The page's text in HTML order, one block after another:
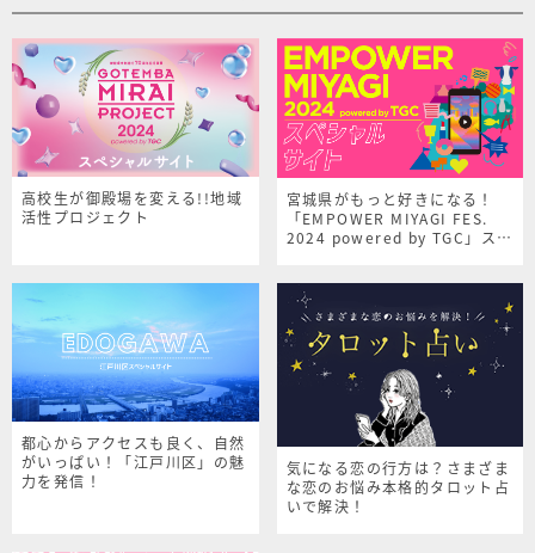
高校生が御殿場を変える!!地域
活性プロジェクト
宮城県がもっと好きになる！
「EMPOWER MIYAGI FES.
2024 powered by TGC」スペ
都心からアクセスも良く、自然
がいっぱい！「江戸川区」の魅
力を発信！
気になる恋の行方は？さまざま
な恋のお悩み本格的タロット占
いで解決！